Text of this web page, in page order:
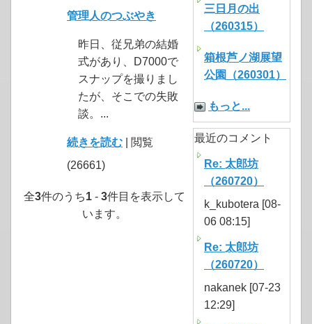
管理人のつぶやき
昨日、従兄弟の結婚
式があり、D7000で
スナップを撮りまし
たが、そこでの失敗
談。...
続きを読む | 閲覧
(26661)
全3件のうち1 - 3件目を表示して
います。
三日月の出
（260315）
箱根芦ノ湖展望
公園（260301）
もっと...
最近のコメント
Re: 太郎坊
（260720）
k_kubotera [08-
06 08:15]
Re: 太郎坊
（260720）
nakanek [07-23
12:29]